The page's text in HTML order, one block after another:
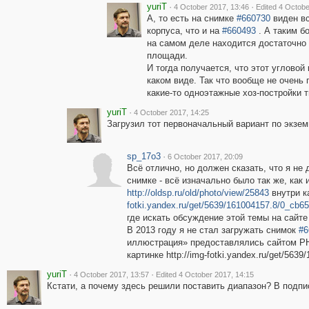
yuriT · 4 October 2017, 13:46 · Edited 4
А, то есть на снимке #660730виден
корпуса, что и на #660493. А таким
на самом деле находится
площади.
И тогда получается, что этот
каком виде. Так что вообще не
какие-то одноэтажные хоз-постройки
yuriT · 4 October 2017, 14:25
Загрузил тот первоначальный вариант по
sp_17o3 · 6 October 2017, 20:09
Всё отлично, но должен сказать, что я
снимке - всё изначально было так же, как
http://oldsp.ru/old/photo/view/25843внутри
fotki.yandex.ru/get/5639/161004157.8/
где искать обсуждение этой темы на
В 2013 году я не стал загружать снимок
иллюстрация» предоставлялись сайтом
картинке http://img-fotki.yandex.ru/get/
yuriT · 4 October 2017, 13:57 · Edited 4 October 2017, 14:15
Кстати, а почему здесь решили поставить диапазон? В